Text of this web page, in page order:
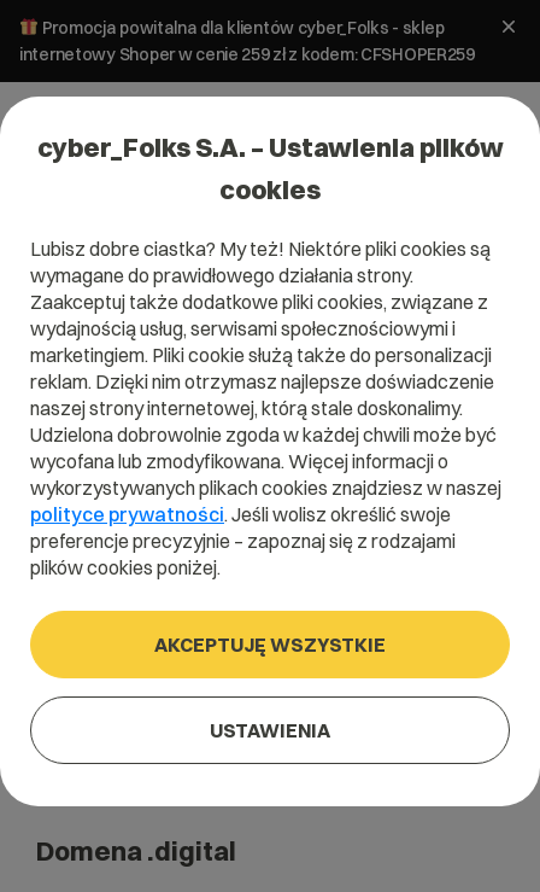
Promocja powitalna dla klientów cyber_Folks - sklep
internetowy Shoper w cenie 259 zł z kodem: CFSHOPER259
Domena .digital
Wypozycjonuj swoją firmę w odpowiedniej branży!
.digital
Szukaj
Domena .digital
cyber_Folks S.A. – Ustawienia plików
cookies
Lubisz dobre ciastka? My też! Niektóre pliki cookies są
wymagane do prawidłowego działania strony.
Zaakceptuj także dodatkowe pliki cookies, związane z
wydajnością usług, serwisami społecznościowymi i
marketingiem. Pliki cookie służą także do personalizacji
reklam. Dzięki nim otrzymasz najlepsze doświadczenie
naszej strony internetowej, którą stale doskonalimy.
Udzielona dobrowolnie zgoda w każdej chwili może być
wycofana lub zmodyfikowana. Więcej informacji o
wykorzystywanych plikach cookies znajdziesz w naszej
polityce prywatności. Jeśli wolisz określić swoje
preferencje precyzyjnie – zapoznaj się z rodzajami
plików cookies poniżej.
AKCEPTUJĘ WSZYSTKIE
USTAWIENIA